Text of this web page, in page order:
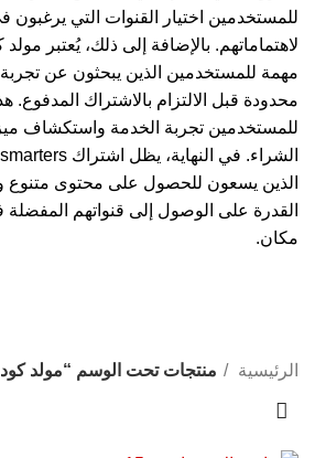
للمستخدمين اختيار القنوات التي يرغبون
مهمة للمستخدمين الذين يبحثون عن تجربة
محدودة قبل الالتزام بالاشتراك المدفوع.
للمستخدمين تجربة الخدمة واستكشاف
الذين يسعون للحصول على محتوى
القدرة على الوصول إلى قنواتهم
مكان.
الرئيسية منتجات تحت الوسم “مولد كود iptv smarters”